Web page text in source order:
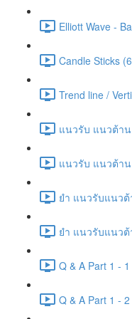
Elliott Wave -
Candle Sticks
Trend line /
แนวรับ แนวต้าน
แนวรับ แนวต้าน
ยำ แนวรับแนวต้
ยำ แนวรับแนวต้
Q & A Part 1 -
Q & A Part 1 -